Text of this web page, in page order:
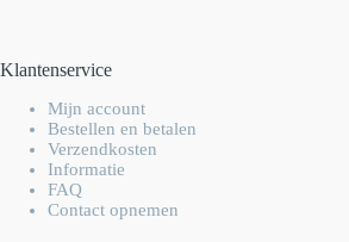
Klantenservice
Mijn account
Bestellen en betalen
Verzendkosten
Informatie
FAQ
Contact opnemen